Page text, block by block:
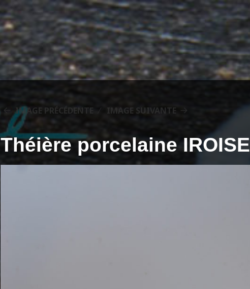
IMAGE PRÉCÉDENTE IMAGE SUIVANTE
Théière porcelaine IROISE